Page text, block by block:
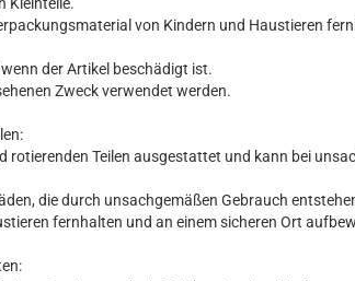
von Kindern und Haustieren
wenn der Artikel beschädigt ist.
Zweck verwendet werden.
rotierenden Teilen ausgestattet und kann bei
die durch unsachgemäßen Gebrauch
fernhalten und an einem sicheren Ort